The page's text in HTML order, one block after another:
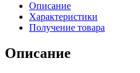
Описание
Характеристики
Получение товара
Описание